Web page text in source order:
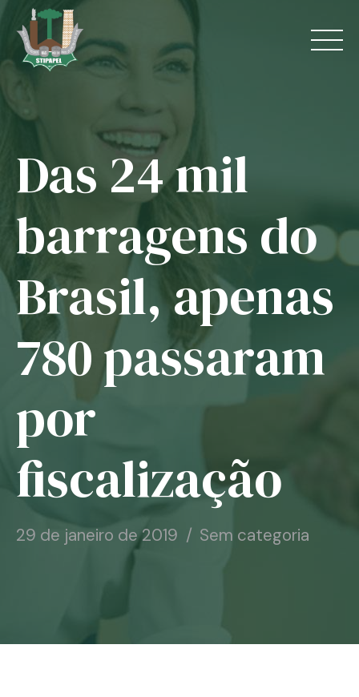
content
Jurídico
Convênios
Notícias
Associe-se
Das 24 mil
barragens do
Brasil, apenas
780 passaram
por
fiscalização
29 de janeiro de 2019 Sem categoria